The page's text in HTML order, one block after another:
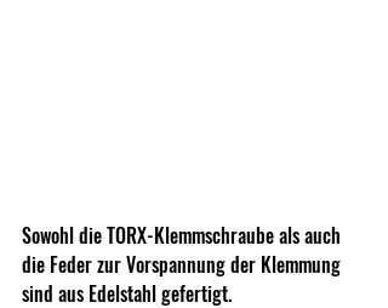
Sowohl die TORX-Klemmschraube als auch
die Feder zur Vorspannung der Klemmung
sind aus Edelstahl gefertigt.